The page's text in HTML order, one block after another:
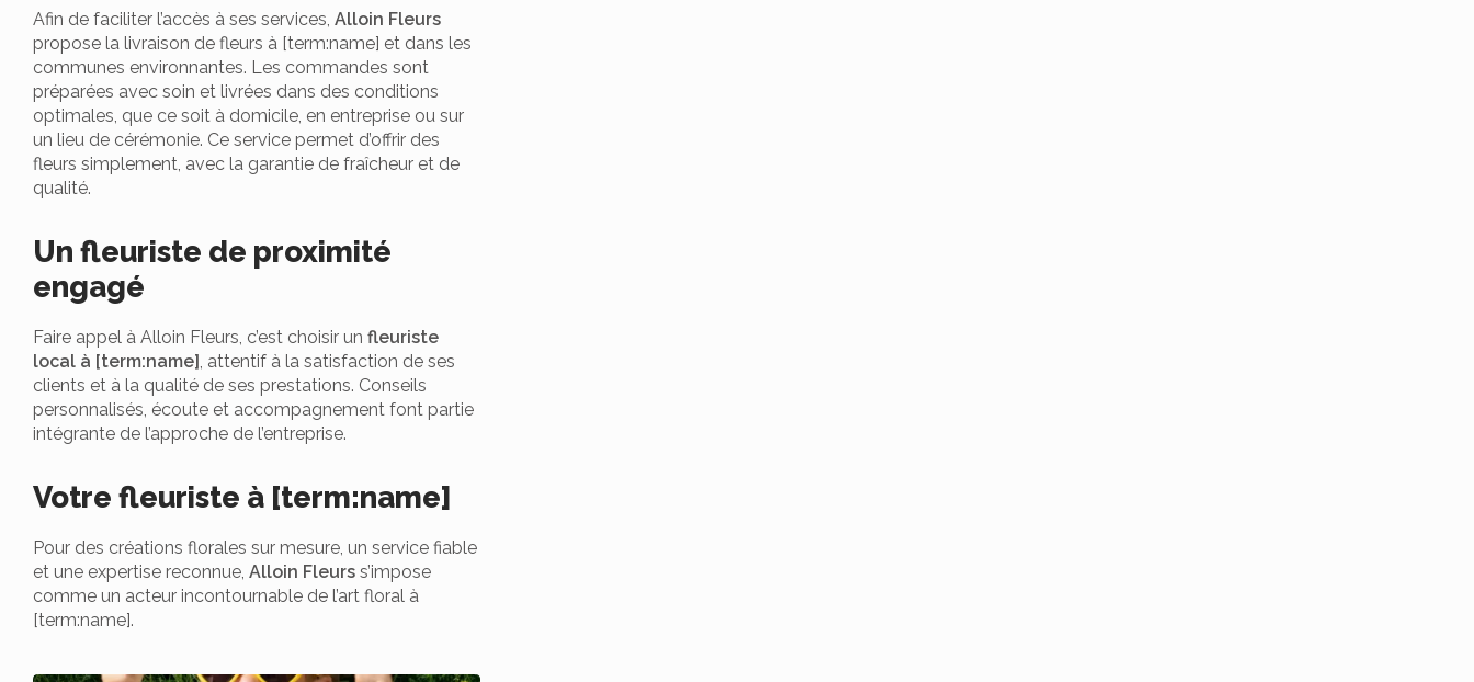
Afin de faciliter l’accès à ses services, Alloin Fleurs
propose la livraison de fleurs à [term:name] et dans les
communes environnantes. Les commandes sont
préparées avec soin et livrées dans des conditions
optimales, que ce soit à domicile, en entreprise ou sur
un lieu de cérémonie. Ce service permet d’offrir des
fleurs simplement, avec la garantie de fraîcheur et de
qualité.
Un fleuriste de proximité
engagé
Faire appel à Alloin Fleurs, c’est choisir un fleuriste
local à [term:name], attentif à la satisfaction de ses
clients et à la qualité de ses prestations. Conseils
personnalisés, écoute et accompagnement font partie
intégrante de l’approche de l’entreprise.
Votre fleuriste à [term:name]
Pour des créations florales sur mesure, un service fiable
et une expertise reconnue, Alloin Fleurs s’impose
comme un acteur incontournable de l’art floral à
[term:name].